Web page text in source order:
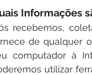
Informações
recebemos,
de qualquer
computador à
utilizar